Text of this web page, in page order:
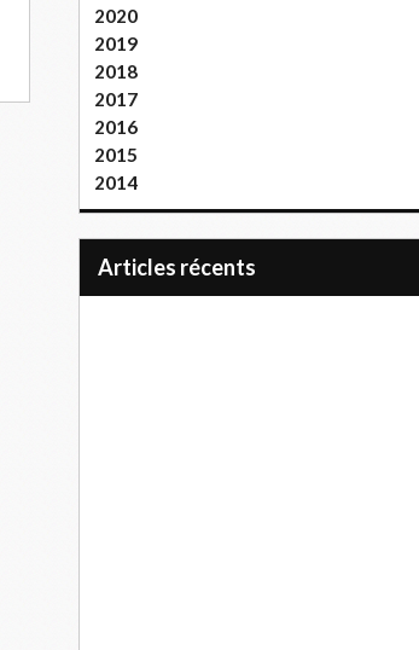
2020
2019
2018
2017
2016
2015
2014
articles récents